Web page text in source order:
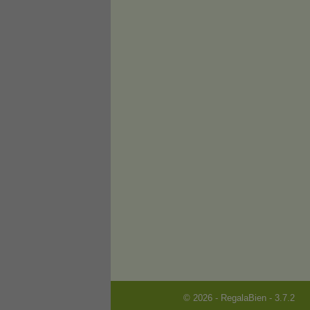
© 2026 - RegalaBien - 3.7.2